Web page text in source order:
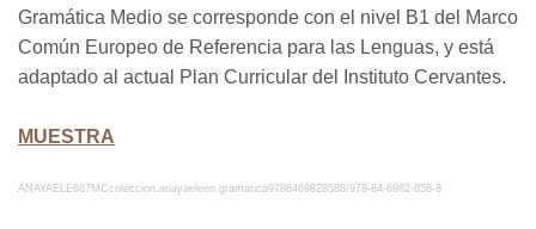
Gramática Medio se corresponde con el nivel B1 del Marco
Común Europeo de Referencia para las Lenguas, y está
adaptado al actual Plan Curricular del Instituto Cervantes.
MUESTRA
ANAYAELE667MCcoleccion.anayaeleen.gramatica9788469828588/978-84-6982-858-8